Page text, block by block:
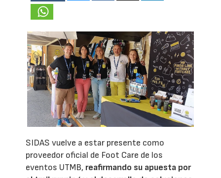
SIDAS vuelve a estar presente como
proveedor oficial de Foot Care de los
eventos UTMB, reafirmando su apuesta por